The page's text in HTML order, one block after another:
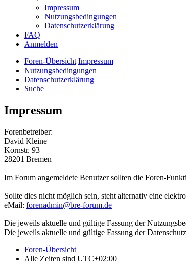
Impressum
Nutzungsbedingungen
Datenschutzerklärung
FAQ
Anmelden
Foren-Übersicht Impressum
Nutzungsbedingungen
Datenschutzerklärung
Suche
Impressum
Forenbetreiber:
David Kleine
Kornstr. 93
28201 Bremen
Im Forum angemeldete Benutzer sollten die Foren-
Sollte dies nicht möglich sein, steht alternativ eine
eMail: forenadmin@bre-forum.de
Die jeweils aktuelle und gültige Fassung der
Die jeweils aktuelle und gültige Fassung der
Foren-Übersicht
Alle Zeiten sind UTC+02:00